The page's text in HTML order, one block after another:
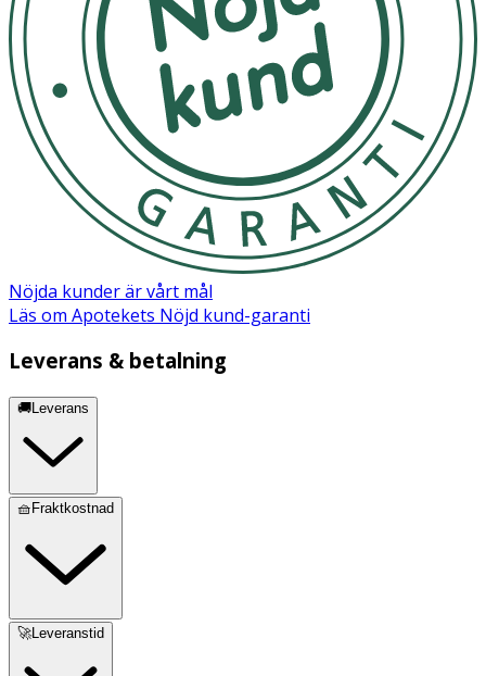
Nöjda kunder är vårt mål
Läs om Apotekets Nöjd kund-garanti
Leverans & betalning
🚚Leverans
🧺Fraktkostnad
🚀Leveranstid